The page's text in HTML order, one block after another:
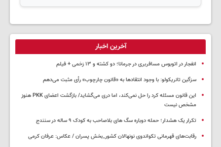
آخرین اخبار
انفجار در اتوبوس مسافربری در جرمانا؛ دو کشته و ۱۳ زخمی + فیلم
سزگین تانریکولو: با وجود انتقادها به «قانون چارچوب» رأی مثبت می‌دهم
این قانون مسئله کرد را حل نمی‌کند، اما دری می‌گشاید/ بازگشت اعضای PKK هنوز
مشخص نیست
تکرار یک هشدار؛ حمله دوباره سگ های بلاصاحب به کودک ۹ ساله در سنندج
رقابت‌های قهرمانی تکواندوی نونهالان کشور_بخش پسران / عکاس: عرفان کرمی